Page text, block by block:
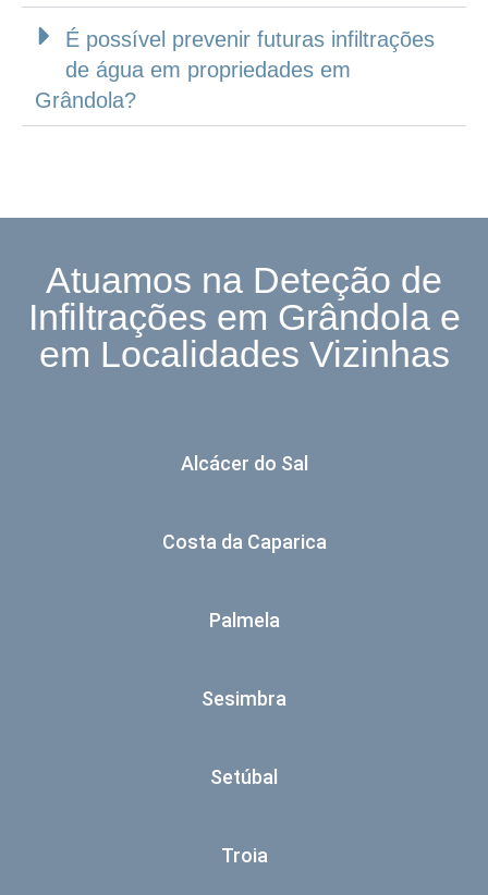
É possível prevenir futuras infiltrações
de água em propriedades em
Grândola?
Atuamos na Deteção de
Infiltrações em Grândola e
em Localidades Vizinhas
Alcácer do Sal
Costa da Caparica
Palmela
Sesimbra
Setúbal
Troia